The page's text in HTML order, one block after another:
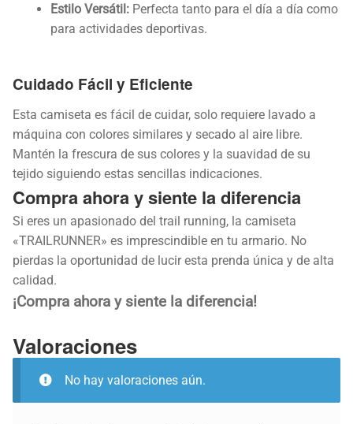
Estilo Versátil: Perfecta tanto para el día a día como
para actividades deportivas.
Cuidado Fácil y Eficiente
Esta camiseta es fácil de cuidar, solo requiere lavado a
máquina con colores similares y secado al aire libre.
Mantén la frescura de sus colores y la suavidad de su
tejido siguiendo estas sencillas indicaciones.
Compra ahora y siente la diferencia
Si eres un apasionado del trail running, la camiseta
«TRAILRUNNER» es imprescindible en tu armario. No
pierdas la oportunidad de lucir esta prenda única y de alta
calidad.
¡Compra ahora y siente la diferencia!
Valoraciones
No hay valoraciones aún.